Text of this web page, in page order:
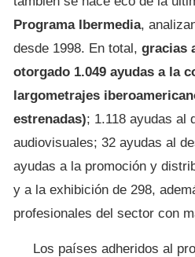
Programa Ibermedia,
desde 1998. En total, gracias
otorgado 1.049 ayudas a la
largometrajes
estrenadas); 1.118 ayudas al
audiovisuales; 32 ayudas al
ayudas a la promoción y
y a la exhibición de 298,
profesionales del sector con
Los países adheridos al